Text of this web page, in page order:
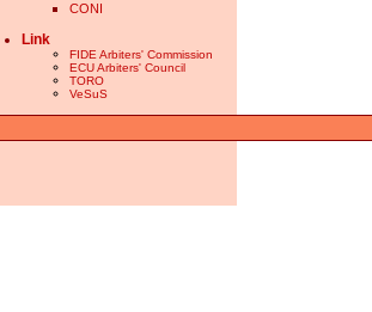
CONI
Link
FIDE Arbiters' Commission
ECU Arbiters' Council
TORO
VeSuS